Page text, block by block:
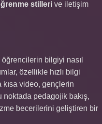
stilleri ve iletişim
bilgiyi nasıl
özellikle hızlı bilgi
video, gençlerin
noktada pedagojik bakış,
becerilerini geliştiren bir